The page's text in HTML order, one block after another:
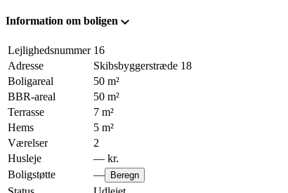
Information om boligen
Lejlighedsnummer 16
Adresse
Skibsbyggerstræde 18
Boligareal
50 m²
BBR-areal
50 m²
Terrasse
7 m²
Hems
5 m²
Værelser
2
Husleje
— kr.
Boligstøtte
— Beregn